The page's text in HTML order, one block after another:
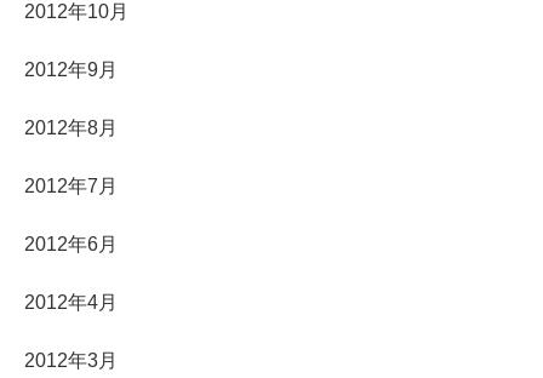
2012年10月
2012年9月
2012年8月
2012年7月
2012年6月
2012年4月
2012年3月